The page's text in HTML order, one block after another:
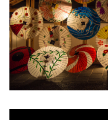
関連書籍
メールマガジン登録
よくある質問